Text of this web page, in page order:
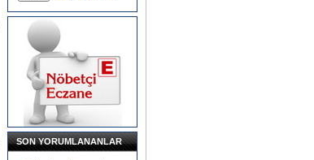
SON YORUMLANANLAR